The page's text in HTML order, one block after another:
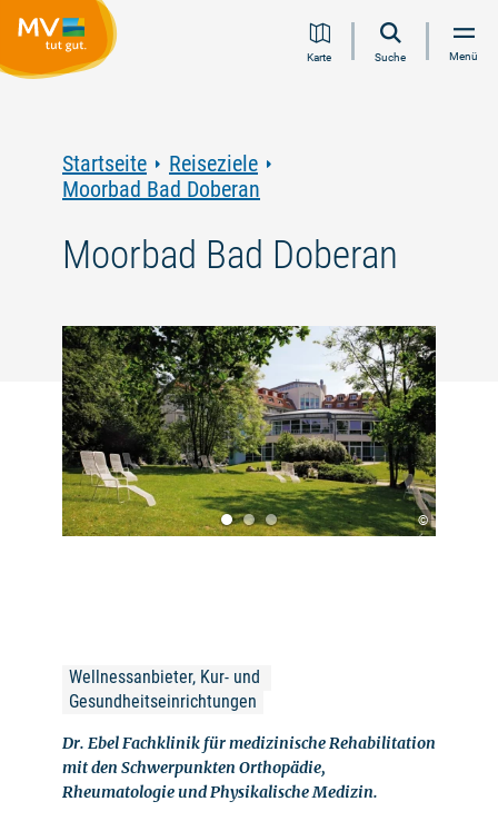
Inhalt
Navigation
Volltextsuche
FooterKarte Suche Menü
Startseite
Reiseziele
Moorbad Bad Doberan
Moorbad Bad Doberan
©
Wellnessanbieter, Kur- und
Gesundheitseinrichtungen
Dr. Ebel Fachklinik für medizinische Rehabilitation
mit den Schwerpunkten Orthopädie,
Rheumatologie und Physikalische Medizin.